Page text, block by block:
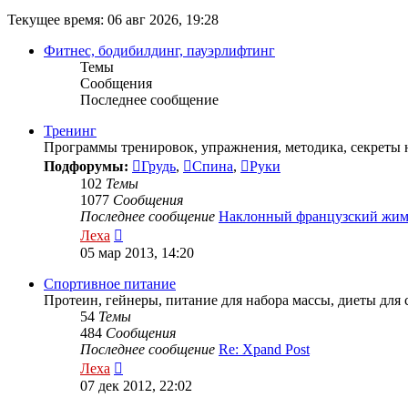
Текущее время: 06 авг 2026, 19:28
Фитнес, бодибилдинг, пауэрлифтинг
Темы
Сообщения
Последнее сообщение
Тренинг
Программы тренировок, упражнения, методика, секреты
Подфорумы:
Грудь, Спина,
Руки
102 Темы
1077 Сообщения
Последнее сообщение Наклонный французский жим
Леха
к
сообщению
05 мар 2013, 14:20
Спортивное питание
Протеин, гейнеры, питание для набора массы, диеты для
54 Темы
484 Сообщения
Последнее сообщение Re: Xpand Post
Леха
к
07 дек 2012, 22:02